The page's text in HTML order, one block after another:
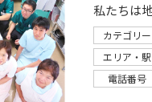
私たちは
カテゴリー
エリア・駅
電話番号